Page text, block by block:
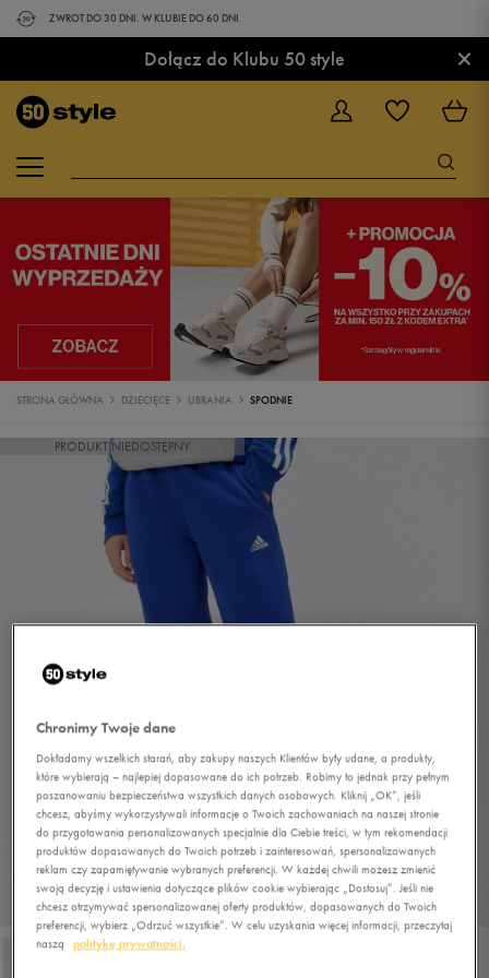
ZWROT DO 30 DNI. W KLUBIE DO 60 DNI.
Dołącz do Klubu 50 style ×
STRONA GŁÓWNA DZIECIĘCE UBRANIA SPODNIE
PRODUKT NIEDOSTĘPNY
Chronimy Twoje dane
Dokładamy wszelkich starań, aby zakupy naszych Klientów były udane, a produkty,
które wybierają – najlepiej dopasowane do ich potrzeb. Robimy to jednak przy pełnym
poszanowaniu bezpieczeństwa wszystkich danych osobowych. Kliknij „OK”, jeśli
chcesz, abyśmy wykorzystywali informacje o Twoich zachowaniach na naszej stronie
do przygotowania personalizowanych specjalnie dla Ciebie treści, w tym rekomendacji
produktów dopasowanych do Twoich potrzeb i zainteresowań, spersonalizowanych
reklam czy zapamiętywanie wybranych preferencji. W każdej chwili możesz zmienić
swoją decyzję i ustawienia dotyczące plików cookie wybierając „Dostosuj”. Jeśli nie
chcesz otrzymywać spersonalizowanej oferty produktów, dopasowanych do Twoich
preferencji, wybierz „Odrzuć wszystkie”. W celu uzyskania więcej informacji, przeczytaj
naszą
politykę prywatności.